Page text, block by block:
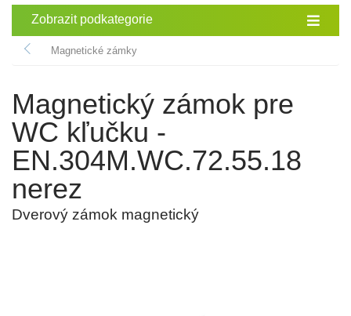
Zobrazit podkategorie
Magnetické zámky
Magnetický zámok pre
WC kľučku -
EN.304M.WC.72.55.18
nerez
Dverový zámok magnetický